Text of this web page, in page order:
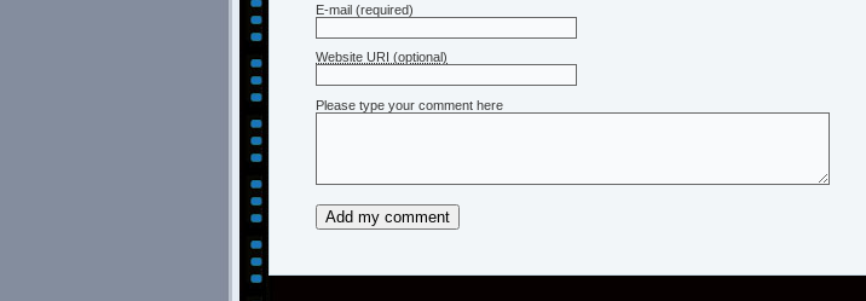
E-mail (required)
Website URI (optional)
Please type your comment here